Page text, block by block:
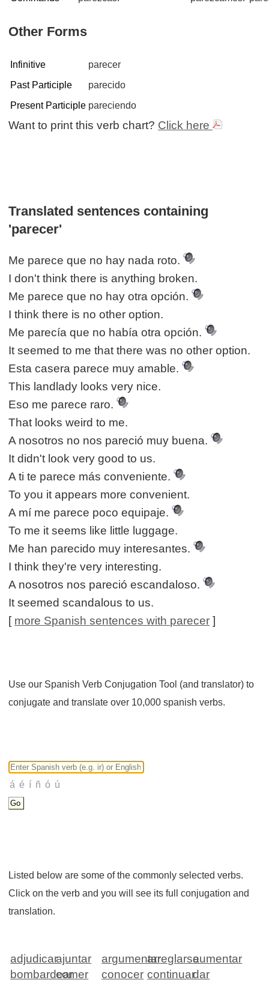
Other Forms
Infinitive
parecer
Past Participle
parecido
Present Participle pareciendo
Want to print this verb chart? Click here
Translated sentences containing
'parecer'
Me parece que no hay nada roto.
I don't think there is anything broken.
Me parece que no hay otra opción.
I think there is no other option.
Me parecía que no había otra opción.
It seemed to me that there was no other option.
Esta casera parece muy amable.
This landlady looks very nice.
Eso me parece raro.
That looks weird to me.
A nosotros no nos pareció muy buena.
It didn't look very good to us.
A ti te parece más conveniente.
To you it appears more convenient.
A mí me parece poco equipaje.
To me it seems like little luggage.
Me han parecido muy interesantes.
I think they're very interesting.
A nosotros nos pareció escandaloso.
It seemed scandalous to us.
[ more Spanish sentences with parecer ]
Use our Spanish Verb Conjugation Tool (and translator) to
conjugate and translate over 10,000 spanish verbs.
Listed below are some of the commonly selected verbs.
Click on the verb and you will see its full conjugation and
translation.
adjudicarajuntar argumentararreglarseaumentar
bombardear
comer conocer continuardar